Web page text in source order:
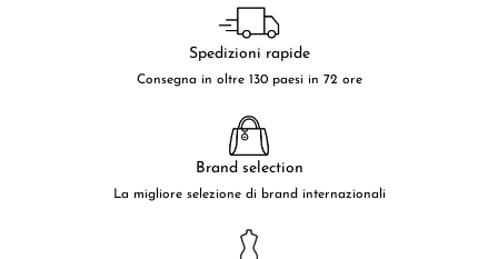
Spedizioni rapide
Consegna in oltre 130 paesi in 72 ore
Brand selection
La migliore selezione di brand internazionali